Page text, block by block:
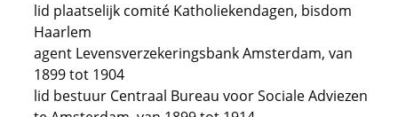
lid plaatselijk comité Katholiekendagen, bisdom
Haarlem
agent Levensverzekeringsbank Amsterdam, van
1899 tot 1904
lid bestuur Centraal Bureau voor Sociale Adviezen